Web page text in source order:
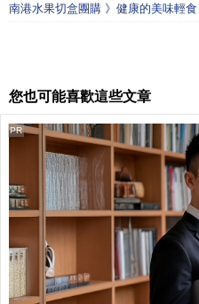
南港水果切盒團購 》健康的美味輕
您也可能喜歡這些文章
PR